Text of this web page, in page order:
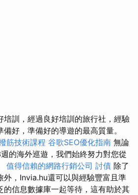
培訓，經過良好培訓的旅行社，經驗
好，準備好的導遊的最高質量。
筋技術課程 谷歌SEO優化指南 無論
的海外巡遊，我們始終努力對您從
值得信賴的網路行銷公司 討債 除了
外，Invia.hu還可以與經驗豐富且準
的信息數據庫一起等待，這有助於其